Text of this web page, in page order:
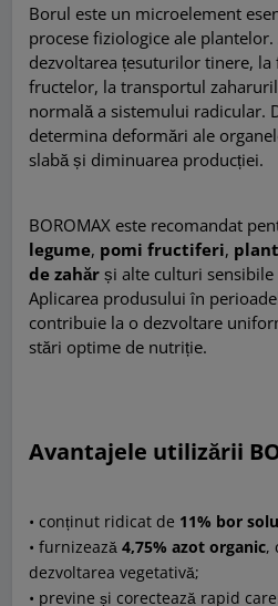
Borul este un microelement
procese fiziologice ale
dezvoltarea țesuturilor tinere,
fructelor, la transportul
normală a sistemului radicular.
determina deformări ale
slabă și diminuarea producției.
BOROMAX este recomandat
legume, pomi fructiferi,
de zahăr și alte culturi sensibile
Aplicarea produsului în
contribuie la o dezvoltare
stări optime de nutriție.
Avantajele utilizării
• conținut ridicat de 11% bor
• furnizează4,75% azot organic,
dezvoltarea vegetativă;
• previne și corectează rapid